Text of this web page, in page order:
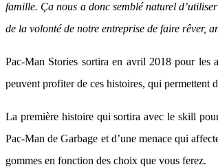
famille. Ça nous a donc semblé naturel
de la volonté de notre entreprise de faire rêver,
Pac-Man Stories sortira en avril 2018 pour les
peuvent profiter de ces histoires, qui permettent
La première histoire qui sortira avec le skill
Pac-Man de Garbage et d’une menace qui
gommes en fonction des choix que vous ferez.